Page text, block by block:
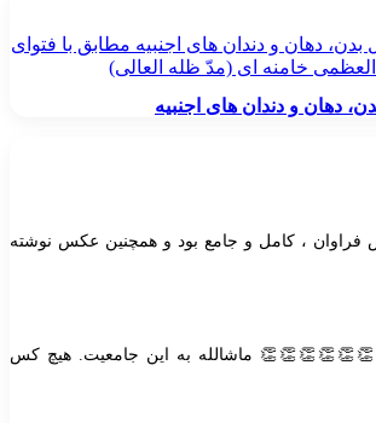
دهان و دندان های اجنبیه
فراوان ، کامل و جامع بود و همچنین عکس نوشته
ماشالله به این جامعیت. هیچ کس